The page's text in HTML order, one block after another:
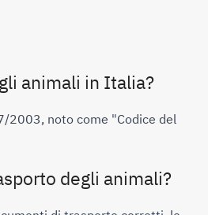
animali in Italia?
2003, noto come "Codice del
degli animali?